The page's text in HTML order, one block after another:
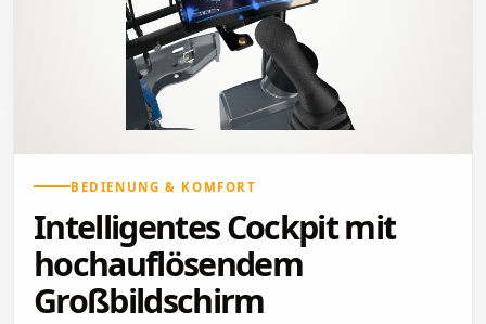
BEDIENUNG & KOMFORT
Intelligentes Cockpit mit
hochauflösendem
Großbildschirm